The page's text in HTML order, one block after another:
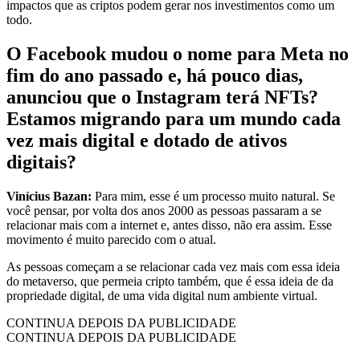
impactos que as criptos podem gerar nos investimentos como um
todo.
O Facebook mudou o nome para Meta no
fim do ano passado e, há pouco dias,
anunciou que o Instagram terá NFTs?
Estamos migrando para um mundo cada
vez mais digital e dotado de ativos
digitais?
Vinícius Bazan: Para mim, esse é um processo muito natural. Se
você pensar, por volta dos anos 2000 as pessoas passaram a se
relacionar mais com a internet e, antes disso, não era assim. Esse
movimento é muito parecido com o atual.
As pessoas começam a se relacionar cada vez mais com essa ideia
do metaverso, que permeia cripto também, que é essa ideia de da
propriedade digital, de uma vida digital num ambiente virtual.
CONTINUA DEPOIS DA PUBLICIDADE
CONTINUA DEPOIS DA PUBLICIDADE